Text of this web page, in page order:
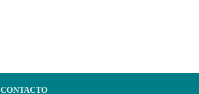
CONTACTO